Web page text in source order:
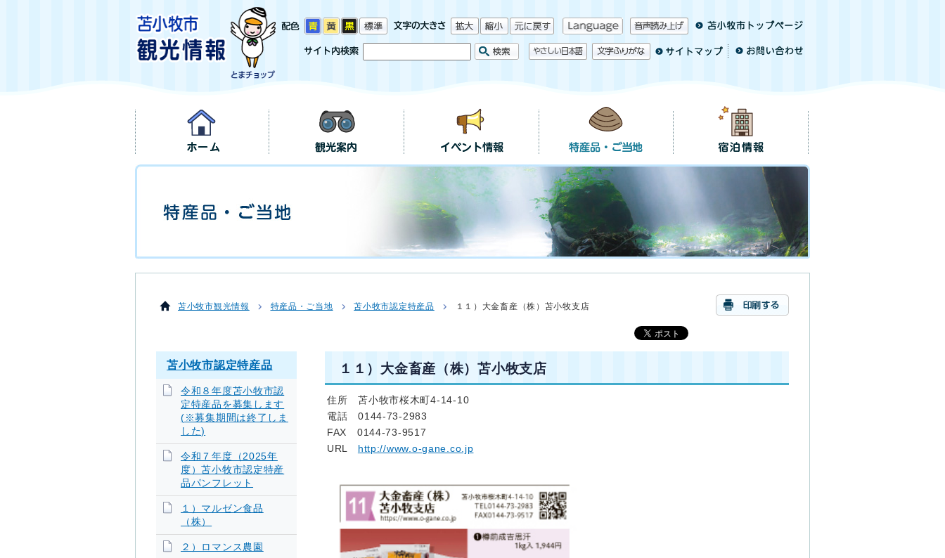
苫小牧市観光情報 特産品・ご当地 苫小牧市認定特産品 １１）大金畜産（株）苫小牧支店
１１）大金畜産（株）苫小牧支店
住所 苫小牧市桜木町4-14-10
電話 0144-73-2983
FAX 0144-73-9517
URL http://www.o-gane.co.jp
苫小牧市認定特産品
令和８年度苫小牧市認
定特産品を募集します
(※募集期間は終了しま
した)
令和７年度（2025年
度）苫小牧市認定特産
品パンフレット
１）マルゼン食品
（株）
２）ロマンス農園